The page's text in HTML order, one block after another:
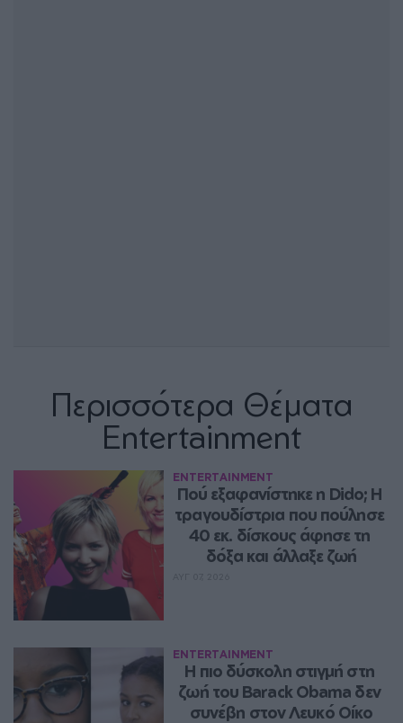
Περισσότερα Θέματα
Entertainment
ENTERTAINMENT
Πού εξαφανίστηκε η Dido; Η
τραγουδίστρια που πούλησε
40 εκ. δίσκους άφησε τη
δόξα και άλλαξε ζωή
ENTERTAINMENT
Η πιο δύσκολη στιγμή στη
ζωή του Barack Obama δεν
συνέβη στον Λευκό Οίκο